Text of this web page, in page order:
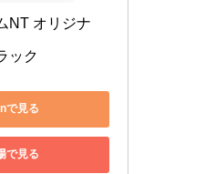
NT オリジナ
ック
で見る
で見る